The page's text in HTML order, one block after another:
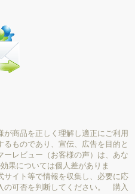
商品を正しく理解し適正にご利用
ものであり、宣伝、広告を目的と
レビュー（お客様の声）は、あな
果については個人差がありま
イト等で情報を収集し、必要に応
の可否を判断してください。 購入